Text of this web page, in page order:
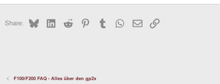
Share: BlueskyLinkedInReddit PinterestTumblr WhatsApp
EmailLink
F100/F200 FAQ - Alles über den gp2x